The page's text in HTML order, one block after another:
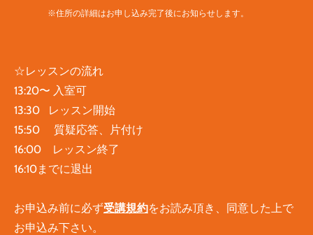
※住所の詳細はお申し込み完了後にお知らせします。
☆レッスンの流れ
13:20〜 入室可
13:30 レッスン開始
15:50 質疑応答、片付け
16:00 レッスン終了
16:10までに退出
お申込み前に必ず受講規約をお読み頂き、同意した上で
お申込み下さい。